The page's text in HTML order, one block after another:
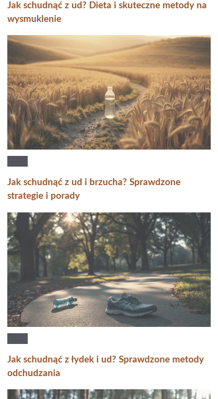
Jak schudnąć z ud? Dieta i skuteczne metody na
wysmuklenie
Jak schudnąć z ud i brzucha? Sprawdzone
strategie i porady
Jak schudnąć z łydek i ud? Sprawdzone metody
odchudzania